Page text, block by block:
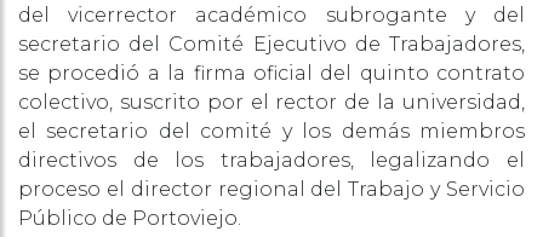
del vicerrector académico subrogante y del
secretario del Comité Ejecutivo de Trabajadores,
se procedió a la firma oficial del quinto contrato
colectivo, suscrito por el rector de la universidad,
el secretario del comité y los demás miembros
directivos de los trabajadores, legalizando el
proceso el director regional del Trabajo y Servicio
Público de Portoviejo.